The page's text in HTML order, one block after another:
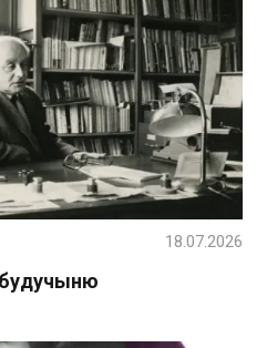
18.07.2026